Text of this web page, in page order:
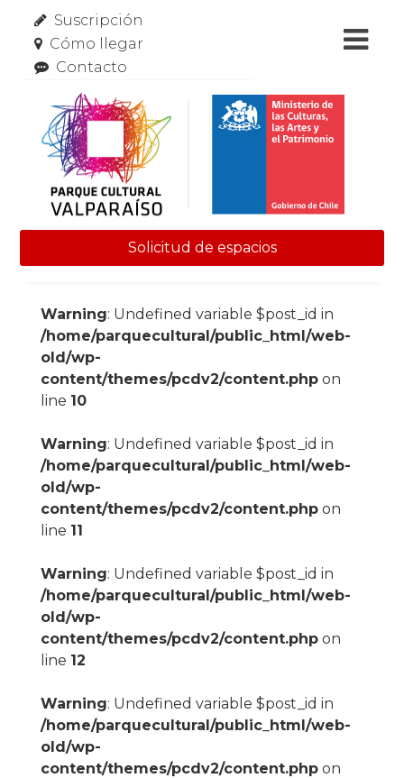
Suscripción
Cómo llegar
Contacto
Solicitud de espacios
Warning: Undefined variable $post_id in
/home/parquecultural/public_html/web-
old/wp-
content/themes/pcdv2/content.phpon
line 10
Warning: Undefined variable $post_id in
/home/parquecultural/public_html/web-
old/wp-
content/themes/pcdv2/content.phpon
line 11
Warning: Undefined variable $post_id in
/home/parquecultural/public_html/web-
old/wp-
content/themes/pcdv2/content.phpon
line 12
Warning: Undefined variable $post_id in
/home/parquecultural/public_html/web-
old/wp-
content/themes/pcdv2/content.phpon